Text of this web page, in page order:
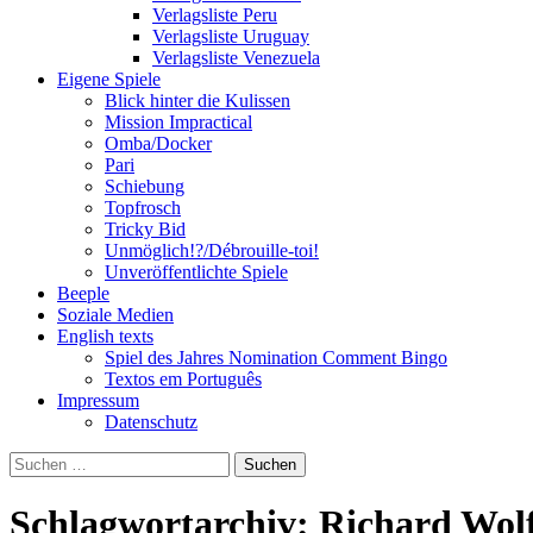
Verlagsliste Peru
Verlagsliste Uruguay
Verlagsliste Venezuela
Eigene Spiele
Blick hinter die Kulissen
Mission Impractical
Omba/Docker
Pari
Schiebung
Topfrosch
Tricky Bid
Unmöglich!?/Débrouille-toi!
Unveröffentlichte Spiele
Beeple
Soziale Medien
English texts
Spiel des Jahres Nomination Comment Bingo
Textos em Português
Impressum
Datenschutz
Suchen
nach:
Schlagwortarchiv: Richard